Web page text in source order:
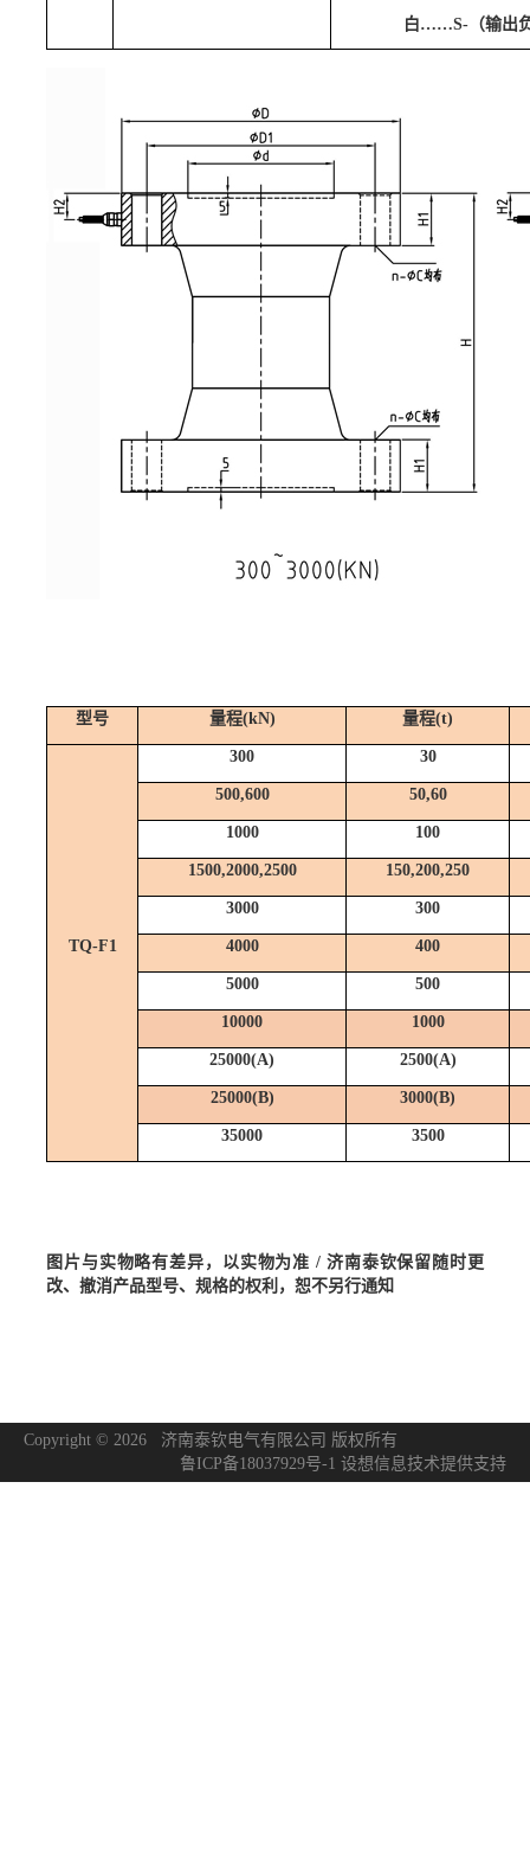
白……S-（输出
型号 量程(kN) 量程(t)
TQ-F1
300 30
500,600 50,60
1000 100
1500,2000,2500 150,200,250
3000 300
4000 400
5000 500
10000 1000
25000(A) 2500(A)
25000(B) 3000(B)
35000 3500
图片与实物略有差异，以实物为准 / 济南泰钦保留随时更
改、撤消产品型号、规格的权利，恕不另行通知
Copyright © 2026 济南泰钦电气有限公司 版权所有
鲁ICP备18037929号-1 设想信息技术提供支持